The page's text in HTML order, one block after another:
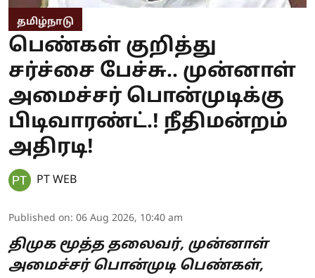
தமிழ்நாடு
பெண்கள் குறித்து
சர்ச்சை பேச்சு.. முன்னாள்
அமைச்சர் பொன்முடிக்கு
பிடிவாரண்ட்.! நீதிமன்றம்
அதிரடி!
PT WEB
Published on: 06 Aug 2026, 10:40 am
திமுக மூத்த தலைவர், முன்னாள்
அமைச்சர் பொன்முடி பெண்கள்,